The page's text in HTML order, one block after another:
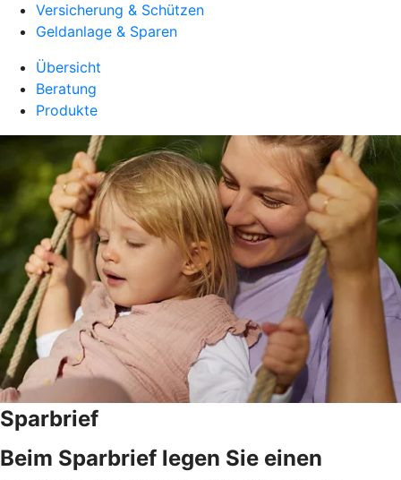
Versicherung & Schützen
Geldanlage & Sparen
Übersicht
Beratung
Produkte
Sparbrief
Beim Sparbrief legen Sie einen